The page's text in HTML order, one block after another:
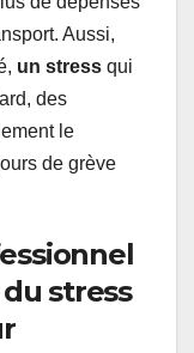
Aussi,
un stress qui
des
le
de grève
stress